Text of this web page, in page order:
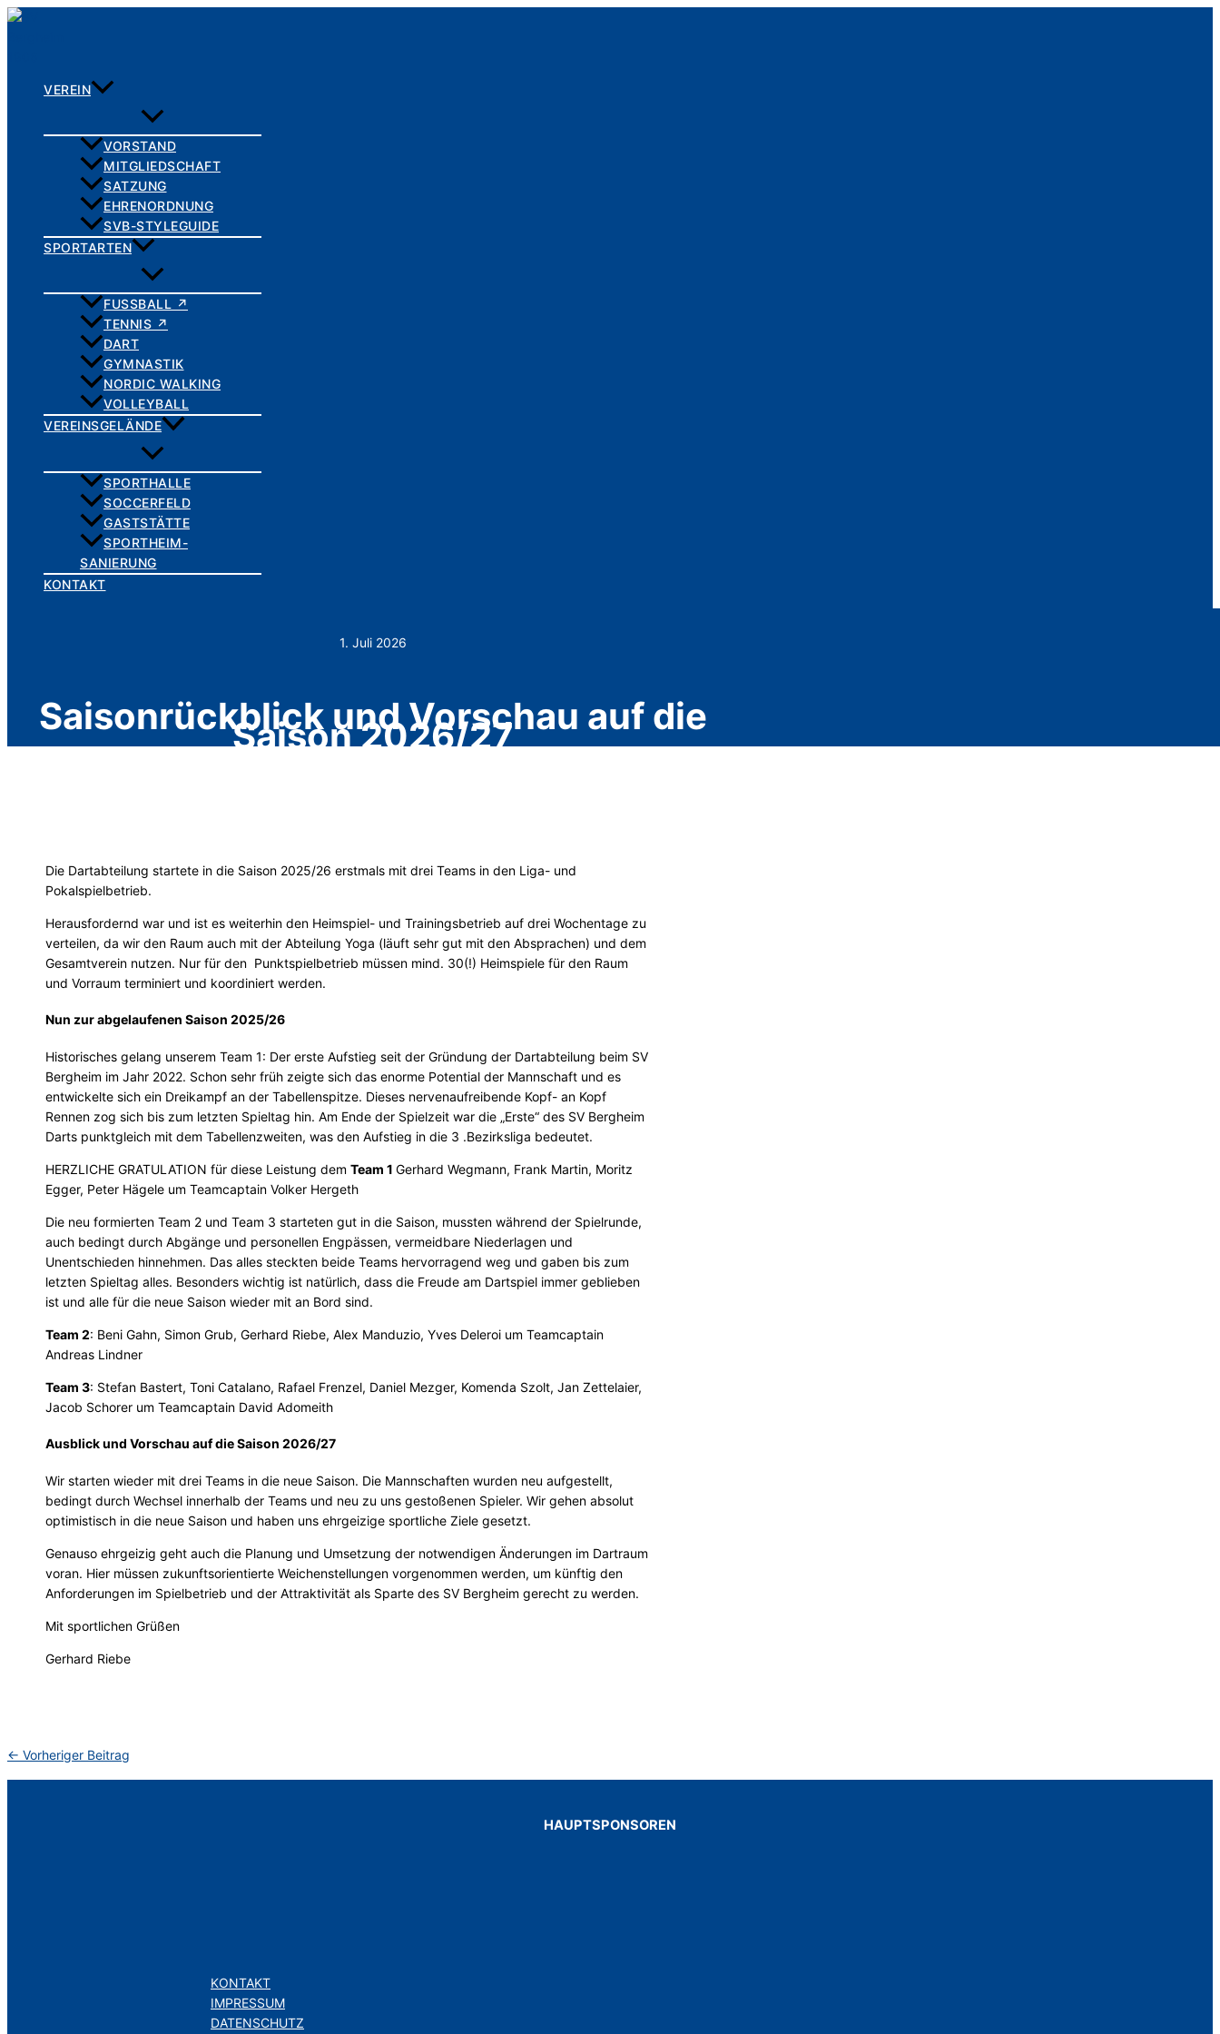
Zum
VEREIN
VORSTAND
MITGLIEDSCHAFT
SATZUNG
EHRENORDNUNG
SVB-STYLEGUIDE
SPORTARTEN
FUSSBALL ↗
TENNIS ↗
DART
GYMNASTIK
NORDIC WALKING
VOLLEYBALL
VEREINSGELÄNDE
SPORTHALLE
SOCCERFELD
GASTSTÄTTE
SPORTHEIM-
SANIERUNG
KONTAKT
1. Juli 2026
Saisonrückblick und Vorschau auf die
Saison 2026/27
Die Dartabteilung startete in die Saison 2025/26 erstmals mit drei Teams in den Liga- und
Pokalspielbetrieb.
Herausfordernd war und ist es weiterhin den Heimspiel- und Trainingsbetrieb auf drei Wochentage zu
verteilen, da wir den Raum auch mit der Abteilung Yoga (läuft sehr gut mit den Absprachen) und dem
Gesamtverein nutzen. Nur für den Punktspielbetrieb müssen mind. 30(!) Heimspiele für den Raum
und Vorraum terminiert und koordiniert werden.
Nun zur abgelaufenen Saison 2025/26
Historisches gelang unserem Team 1: Der erste Aufstieg seit der Gründung der Dartabteilung beim SV
Bergheim im Jahr 2022. Schon sehr früh zeigte sich das enorme Potential der Mannschaft und es
entwickelte sich ein Dreikampf an der Tabellenspitze. Dieses nervenaufreibende Kopf- an Kopf
Rennen zog sich bis zum letzten Spieltag hin. Am Ende der Spielzeit war die „Erste“ des SV Bergheim
Darts punktgleich mit dem Tabellenzweiten, was den Aufstieg in die 3 .Bezirksliga bedeutet.
HERZLICHE GRATULATION für diese Leistung dem Team 1 Gerhard Wegmann, Frank Martin, Moritz
Egger, Peter Hägele um Teamcaptain Volker Hergeth
Die neu formierten Team 2 und Team 3 starteten gut in die Saison, mussten während der Spielrunde,
auch bedingt durch Abgänge und personellen Engpässen, vermeidbare Niederlagen und
Unentschieden hinnehmen. Das alles steckten beide Teams hervorragend weg und gaben bis zum
letzten Spieltag alles. Besonders wichtig ist natürlich, dass die Freude am Dartspiel immer geblieben
ist und alle für die neue Saison wieder mit an Bord sind.
Team 2: Beni Gahn, Simon Grub, Gerhard Riebe, Alex Manduzio, Yves Deleroi um Teamcaptain
Andreas Lindner
Team 3: Stefan Bastert, Toni Catalano, Rafael Frenzel, Daniel Mezger, Komenda Szolt, Jan Zettelaier,
Jacob Schorer um Teamcaptain David Adomeith
Ausblick und Vorschau auf die Saison 2026/27
Wir starten wieder mit drei Teams in die neue Saison. Die Mannschaften wurden neu aufgestellt,
bedingt durch Wechsel innerhalb der Teams und neu zu uns gestoßenen Spieler. Wir gehen absolut
optimistisch in die neue Saison und haben uns ehrgeizige sportliche Ziele gesetzt.
Genauso ehrgeizig geht auch die Planung und Umsetzung der notwendigen Änderungen im Dartraum
voran. Hier müssen zukunftsorientierte Weichenstellungen vorgenommen werden, um künftig den
Anforderungen im Spielbetrieb und der Attraktivität als Sparte des SV Bergheim gerecht zu werden.
Mit sportlichen Grüßen
Gerhard Riebe
← Vorheriger Beitrag
HAUPTSPONSOREN
KONTAKT
IMPRESSUM
DATENSCHUTZ